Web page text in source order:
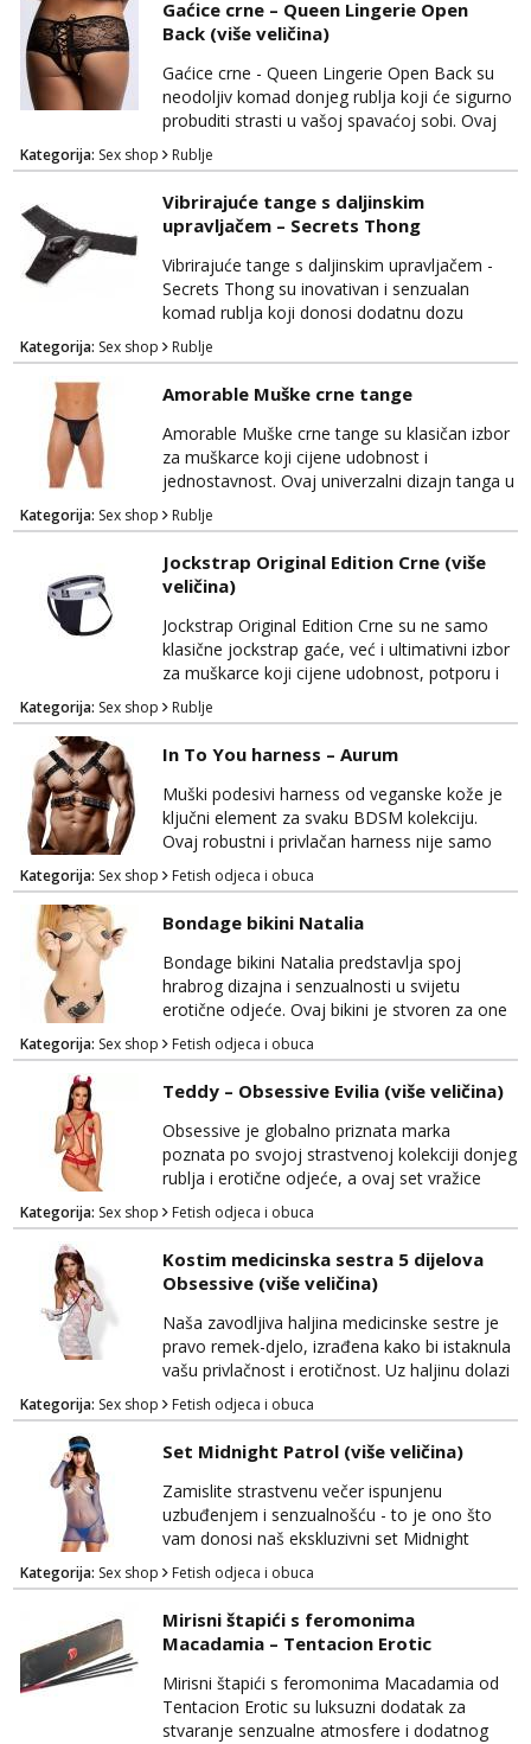
od tanga, haltera i čarapa, ovaj set ističe vašu
figuru i dodaje notu tajanstvenosti. Bijela boja
simbolizira čistoću, dok dizajn is...
Gaćice crne – Queen Lingerie Open
Back (više veličina)
Gaćice crne - Queen Lingerie Open Back su
neodoljiv komad donjeg rublja koji će sigurno
probuditi strasti u vašoj spavaćoj sobi. Ovaj
provokativan dizajn gaćica kombinira
udobnost i senzualnost, istovremeno
pružajući notu izazova i privlačnosti. Ono što
ovaj komad čini posebnim je otvor na zadnjoj
strani gaćica, koji otkriva dodatnu dozu
erotičnosti i senzualnosti. Ovaj detalj potiče
igru i uzb...
Kategorija: Sex shop Rublje
Vibrirajuće tange s daljinskim
upravljačem – Secrets Thong
Vibrirajuće tange s daljinskim upravljačem -
Secrets Thong su inovativan i senzualan
komad rublja koji donosi dodatnu dozu
uzbuđenja u vašu intimnu igru. Ovi tange
spajaju udobnost i tehnološki napredak kako
bi vam pružili nezaboravno iskustvo.
Opremljeni su s vibrirajućim elementom koji
se može kontrolirati putem priloženog
daljinskog upravljača, omogućujući vam da
prilagodite intenzitet i rit...
Kategorija: Sex shop Rublje
Amorable Muške crne tange
Amorable Muške crne tange su klasičan izbor
za muškarce koji cijene udobnost i
jednostavnost. Ovaj univerzalni dizajn tanga u
klasičnoj crnoj boji odgovara svakom
muškarcu, bez obzira na veličinu, čineći ih
odličnim izborom za različite prilike. Ove tange
su izrađene od mekog i udobnog materijala
koji nudi prijatan osjećaj tijekom nošenja.
One su savršene za svakodnevno nošenje ili
za one poseb...
Kategorija: Sex shop Rublje
Jockstrap Original Edition Crne (više
veličina)
Jockstrap Original Edition Crne su ne samo
klasične jockstrap gaće, već i ultimativni izbor
za muškarce koji cijene udobnost, potporu i
stil u isto vrijeme. Ovaj originalni dizajn
jockstrap gaća ističe se svojom sposobnošću
da podupire, štiti i smanjuje naprezanje, čineći
ih odličnim izborom za različite prilike. Ove
crne jockstrap gaće kombiniraju izdržljivu
tkaninu i anatomski oblikovani diza...
Kategorija: Sex shop Rublje
In To You harness – Aurum
Muški podesivi harness od veganske kože je
ključni element za svaku BDSM kolekciju.
Ovaj robustni i privlačan harness nije samo
modni izraz, već i praktičan dodatak za
istraživanje svijeta dominacije i podložnosti.
Izrađen od visokokvalitetne veganske kože,
ovaj harness je ne samo estetski privlačan,
već i udoban za nošenje. Podesive trake
omogućuju vam prilagodbu veličine za
savršeno pristajan...
Kategorija: Sex shop Fetish odjeca i obuca
Bondage bikini Natalia
Bondage bikini Natalia predstavlja spoj
hrabrog dizajna i senzualnosti u svijetu
erotične odjeće. Ovaj bikini je stvoren za one
koji žele izraziti svoju unutarnju strast i
samopouzdanje, istovremeno dodajući dozu
tajanstvenosti i provociranja. Ovaj bikini je
ukrašen metalnim lančićima i dijelovima od
umjetne kože, što mu daje karakterističan
BDSM izgled. Bondage bikini Natalia ne samo
da ist...
Kategorija: Sex shop Fetish odjeca i obuca
Teddy – Obsessive Evilia (više veličina)
Obsessive je globalno priznata marka
poznata po svojoj strastvenoj kolekciji donjeg
rublja i erotične odjeće, a ovaj set vražice
predstavlja vrhunac senzualnosti i privlačnosti.
Nećete moći ostati ravnodušni pred njegovim
neodoljivim šarmom i zavodljivim izgledom.
Ovaj set vražice donosi savršen spoj luksuza i
erotike, stvarajući unikatan izgled koji će vas
pretvoriti u pravu boginju strasti. B...
Kategorija: Sex shop Fetish odjeca i obuca
Kostim medicinska sestra 5 dijelova
Obsessive (više veličina)
Naša zavodljiva haljina medicinske sestre je
pravo remek-djelo, izrađena kako bi istaknula
vašu privlačnost i erotičnost. Uz haljinu dolazi
pet različitih dijelova koji će vas transformirati
u potpunu vladaricu strasti. Ukrasni obruč za
kosu dodaje dozu igre i uzbuđenja, dok duge
rukavice pružaju eleganciju i senzualnost.
Tange dodaju zavodljivu notu iznenađenja,
dok pravi stetoskop čini igru s...
Kategorija: Sex shop Fetish odjeca i obuca
Set Midnight Patrol (više veličina)
Zamislite strastvenu večer ispunjenu
uzbuđenjem i senzualnošću - to je ono što
vam donosi naš ekskluzivni set Midnight
Patrol. Ovaj neodoljiv set obuhvaća sve što
vam je potrebno za nezaboravnu noć
ispunjenu strašću i uzbuđenjem. Uz ovaj set
ćete se osjećati poput pravog zavodnika ili
zavodnice, spremni izraziti svoju erotičnu
stranu. Mrežasta haljina dodaje notu
tajanstva i senzualnosti, dok p...
Kategorija: Sex shop Fetish odjeca i obuca
Mirisni štapići s feromonima
Macadamia – Tentacion Erotic
Mirisni štapići s feromonima Macadamia od
Tentacion Erotic su luksuzni dodatak za
stvaranje senzualne atmosfere i dodatnog